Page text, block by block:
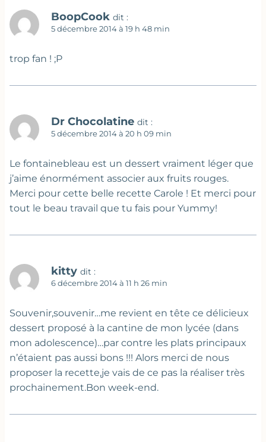
BoopCook dit :
5 décembre 2014 à 19 h 48 min
trop fan ! ;P
Dr Chocolatine dit :
5 décembre 2014 à 20 h 09 min
Le fontainebleau est un dessert vraiment léger que
j’aime énormément associer aux fruits rouges.
Merci pour cette belle recette Carole ! Et merci pour
tout le beau travail que tu fais pour Yummy!
kitty dit :
6 décembre 2014 à 11 h 26 min
Souvenir,souvenir…me revient en tête ce délicieux
dessert proposé à la cantine de mon lycée (dans
mon adolescence)…par contre les plats principaux
n’étaient pas aussi bons !!! Alors merci de nous
proposer la recette,je vais de ce pas la réaliser très
prochainement.Bon week-end.